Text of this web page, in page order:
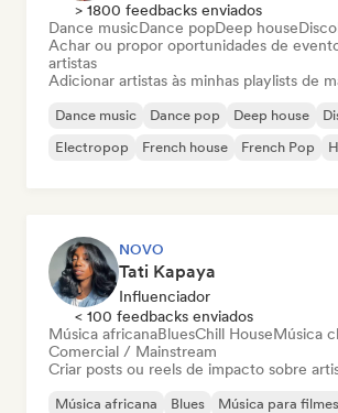
> 1800 feedbacks enviados
Dance musicDance popDeep houseDisco
Achar ou propor oportunidades de
artistas
Adicionar artistas às minhas playlists de
Dance music Dance pop Deep house
Electropop
French house French Pop
NOVO
Tati Kapaya
Influenciador
< 100 feedbacks enviados
Música africanaBluesChill HouseMúsica
Comercial / Mainstream
Criar posts ou reels de impacto sobre
Música africana Blues Música para filmes